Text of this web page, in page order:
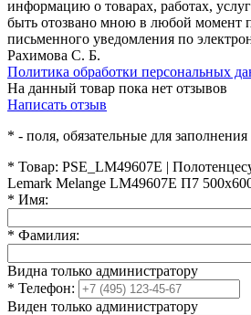
информацию о товарах, работах,
быть отозвано мною в любой момент
письменного уведомления по
Рахимова С. Б.
Политика обработки персональных
На данный товар пока нет отзывов
Написать отзыв
* - поля, обязательные для заполнения
* Товар: PSE_LM49607E |
Lemark Melange LM49607E П7
* Имя:
* Фамилия:
Видна только администратору
* Телефон:
Виден только администратору